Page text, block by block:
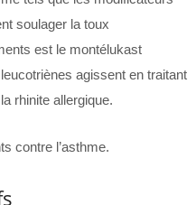
soulager la toux
est le montélukast
agissent en traitant
rhinite allergique.
contre l’asthme.